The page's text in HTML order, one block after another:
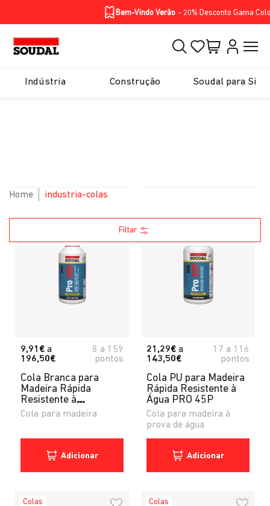
Produtos BIKE RANGE
Bem-Vindo Verão- 20% Desconto Gama Color
Indústria Construção Soudal para Si
Home industria-colas
Filtar
Colas
9,91€ a
196,50€
8 a 159
pontos
Cola Branca para
Madeira Rápida
Resistente à
Humidade PRO 30D
Cola para madeira
Adicionar
21,29€ a
143,50€
17 a 116
pontos
Cola PU para Madeira
Rápida Resistente à
Água PRO 45P
Cola para madeira à
prova de água
Adicionar
Colas Colas